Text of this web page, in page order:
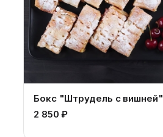
Бокс "Штрудель с вишней"
2 850 ₽